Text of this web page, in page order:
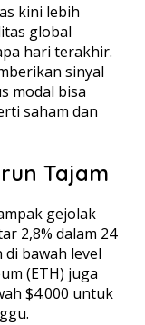
kini lebih
global
hari terakhir.
sinyal
modal bisa
saham dan
Tajam
gejolak
2,8% dalam 24
bawah level
(ETH) juga
$4.000 untuk